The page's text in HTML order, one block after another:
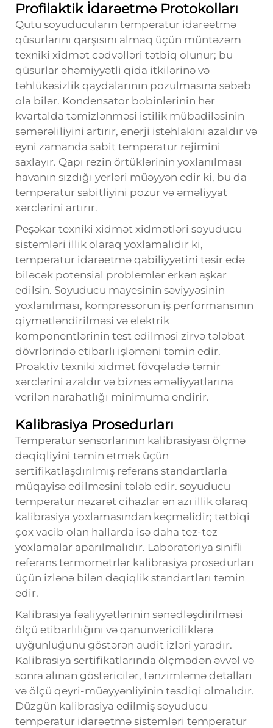
Profilaktik İdarəetmə Protokolları
Qutu soyuducuların temperatur idarəetmə
qüsurlarını qarşısını almaq üçün müntəzəm
texniki xidmət cədvəlləri tətbiq olunur; bu
qüsurlar əhəmiyyətli qida itkilərinə və
təhlükəsizlik qaydalarının pozulmasına səbəb
ola bilər. Kondensator bobinlərinin hər
kvartalda təmizlənməsi istilik mübadiləsinin
səmərəliliyini artırır, enerji istehlakını azaldır və
eyni zamanda sabit temperatur rejimini
saxlayır. Qapı rezin örtüklərinin yoxlanılması
havanın sızdığı yerləri müəyyən edir ki, bu da
temperatur sabitliyini pozur və əməliyyat
xərclərini artırır.
Peşəkar texniki xidmət xidmətləri soyuducu
sistemləri illik olaraq yoxlamalıdır ki,
temperatur idarəetmə qabiliyyətini təsir edə
biləcək potensial problemlər erkən aşkar
edilsin. Soyuducu mayesinin səviyyəsinin
yoxlanılması, kompressorun iş performansının
qiymətləndirilməsi və elektrik
komponentlərinin test edilməsi zirvə tələbat
dövrlərində etibarlı işləməni təmin edir.
Proaktiv texniki xidmət fövqəladə təmir
xərclərini azaldır və biznes əməliyyatlarına
verilən narahatlığı minimuma endirir.
Kalibrasiya Prosedurları
Temperatur sensorlarının kalibrasiyası ölçmə
dəqiqliyini təmin etmək üçün
sertifikatlaşdırılmış referans standartlarla
müqayisə edilməsini tələb edir. soyuducu
temperatur nəzarət cihazlar ən azı illik olaraq
kalibrasiya yoxlamasından keçməlidir; tətbiqi
çox vacib olan hallarda isə daha tez-tez
yoxlamalar aparılmalıdır. Laboratoriya sinifli
referans termometrlər kalibrasiya prosedurları
üçün izlənə bilən dəqiqlik standartları təmin
edir.
Kalibrasiya fəaliyyətlərinin sənədləşdirilməsi
ölçü etibarlılığını və qanunvericiliklərə
uyğunluğunu göstərən audit izləri yaradır.
Kalibrasiya sertifikatlarında ölçmədən əvvəl və
sonra alınan göstəricilər, tənzimləmə detalları
və ölçü qeyri-müəyyənliyinin təsdiqi olmalıdır.
Düzgün kalibrasiya edilmiş soyuducu
temperatur idarəetmə sistemləri temperatur